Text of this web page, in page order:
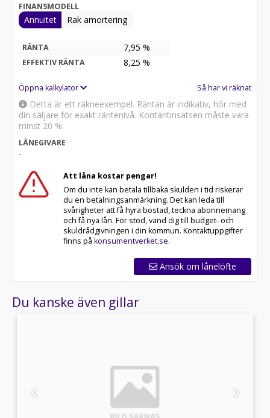
BMW Live Cockpit Professional
BMW Display Key
ConnectedDrive Services
Connected Package Professional
HiFi-högtalarsystem
*Förarassistans & Säkerhet*
Driving Assistant
Active Guard
Parkeringsassistentsystem
Aktivt fotgängarskydd
Avstängningsbar passagerarairbag
Varningstriangel och första hjälpen-kit
*Trygghet & Övrigt*
Stöldskyddsanläggning
FINANSMODELL
Annuitet Rak amortering
RÄNTA 7,95 %
EFFEKTIV RÄNTA 8,25 %
Öppna kalkylator Så har vi räknat
Detta är ett räkneexempel. Räntan är indikativ, hör med
din säljare för exakt räntenivå. Kontantinsatsen måste vara
minst 20 %.
LÅNEGIVARE
-
Att låna kostar pengar!
Om du inte kan betala tillbaka skulden i tid riskerar
du en betalningsanmärkning. Det kan leda till
svårigheter att få hyra bostad, teckna abonnemang
och få nya lån. För stöd, vänd dig till budget- och
skuldrådgivningen i din kommun. Kontaktuppgifter
finns på konsumentverket.se.
Ansök om lånelöfte
Du kanske även gillar